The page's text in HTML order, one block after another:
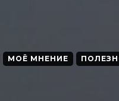
МОЁ МНЕНИЕ